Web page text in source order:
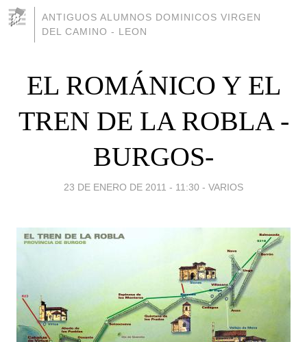
ANTIGUOS ALUMNOS DOMINICOS VIRGEN
DEL CAMINO - LEON
EL ROMÁNICO Y EL
TREN DE LA ROBLA -
BURGOS-
23 DE ENERO DE 2011 - 11:30 - VARIOS